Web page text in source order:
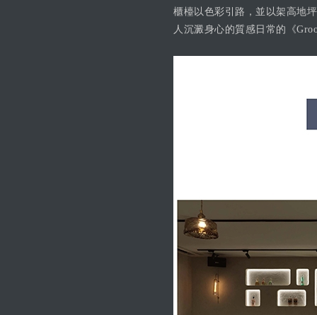
櫃檯以色彩引路，並以架高地
人沉澱身心的質感日常的《